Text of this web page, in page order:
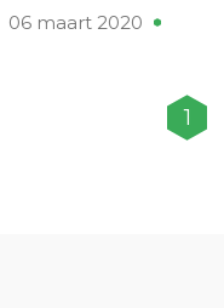
06 maart 2020
1